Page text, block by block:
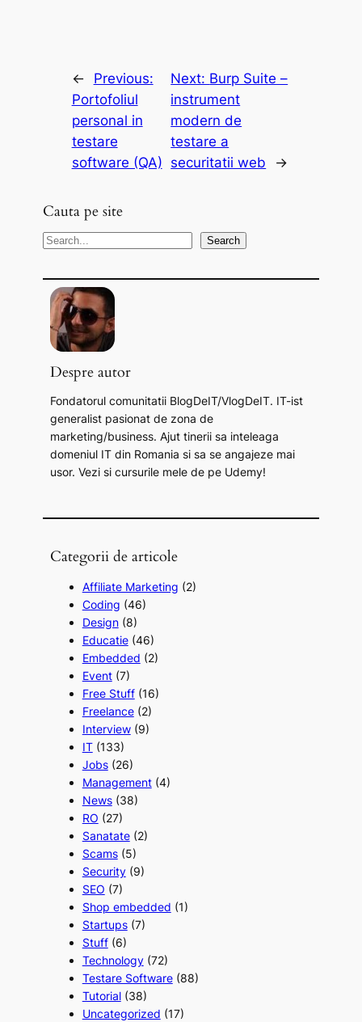
←
Previous:
Portofoliul
personal in
testare
software (QA)
Next: Burp Suite –
instrument
modern de
testare a
securitatii web
→
Cauta pe site
S
a
Search
Despre autor
Fondatorul comunitatii BlogDeIT/VlogDeIT. IT-ist
generalist pasionat de zona de
marketing/business. Ajut tinerii sa inteleaga
domeniul IT din Romania si sa se angajeze mai
usor. Vezi si cursurile mele de pe Udemy!
Categorii de articole
Affiliate Marketing (2)
Coding (46)
Design(8)
Educatie(46)
Embedded (2)
Event(7)
Free Stuff(16)
Freelance(2)
Interview(9)
IT(133)
Jobs(26)
Management(4)
News(38)
RO (27)
Sanatate(2)
Scams(5)
Security(9)
SEO (7)
Shop embedded (1)
Startups(7)
Stuff(6)
Technology(72)
Testare Software(88)
Tutorial(38)
Uncategorized (17)